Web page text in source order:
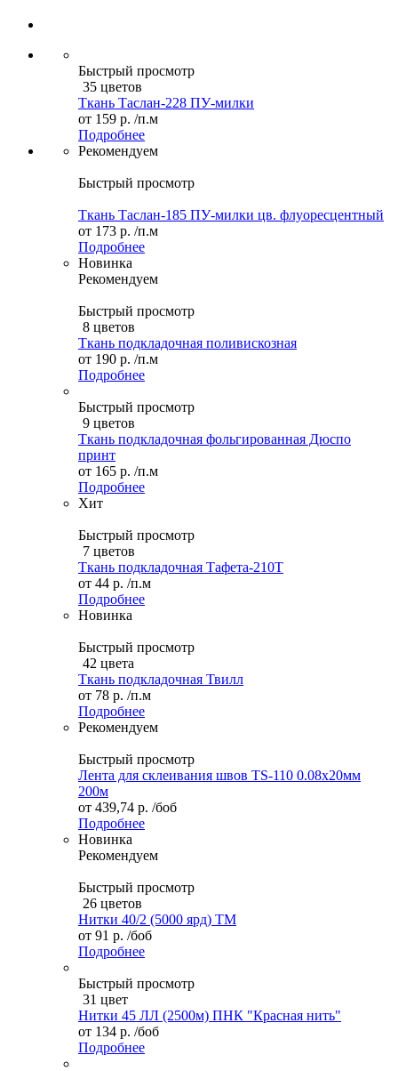
Быстрый просмотр
35 цветов
Ткань Таслан-228 ПУ-милки
от 159 р. /п.м
Подробнее
Рекомендуем
Быстрый просмотр
Ткань Таслан-185 ПУ-милки цв. флуоресцентный
от 173 р. /п.м
Подробнее
Новинка
Рекомендуем
Быстрый просмотр
8 цветов
Ткань подкладочная поливискозная
от 190 р. /п.м
Подробнее
Быстрый просмотр
9 цветов
Ткань подкладочная фольгированная Дюспо
принт
от 165 р. /п.м
Подробнее
Хит
Быстрый просмотр
7 цветов
Ткань подкладочная Тафета-210T
от 44 р. /п.м
Подробнее
Новинка
Быстрый просмотр
42 цвета
Ткань подкладочная Твилл
от 78 р. /п.м
Подробнее
Рекомендуем
Быстрый просмотр
Лента для склеивания швов TS-110 0.08х20мм
200м
от 439,74 р. /боб
Подробнее
Новинка
Рекомендуем
Быстрый просмотр
26 цветов
Нитки 40/2 (5000 ярд) ТМ
от 91 р. /боб
Подробнее
Быстрый просмотр
31 цвет
Нитки 45 ЛЛ (2500м) ПНК "Красная нить"
от 134 р. /боб
Подробнее